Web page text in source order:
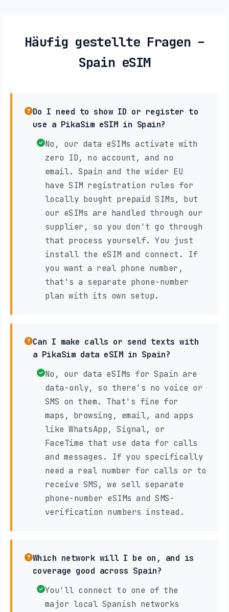
Häufig gestellte Fragen –
Spain eSIM
Do I need to show ID or register to
use a PikaSim eSIM in Spain?
No, our data eSIMs activate with
zero ID, no account, and no
email. Spain and the wider EU
have SIM registration rules for
locally bought prepaid SIMs, but
our eSIMs are handled through our
supplier, so you don't go through
that process yourself. You just
install the eSIM and connect. If
you want a real phone number,
that's a separate phone-number
plan with its own setup.
Can I make calls or send texts with
a PikaSim data eSIM in Spain?
No, our data eSIMs for Spain are
data-only, so there's no voice or
SMS on them. That's fine for
maps, browsing, email, and apps
like WhatsApp, Signal, or
FaceTime that use data for calls
and messages. If you specifically
need a real number for calls or to
receive SMS, we sell separate
phone-number eSIMs and SMS-
verification numbers instead.
Which network will I be on, and is
coverage good across Spain?
You'll connect to one of the
major local Spanish networks